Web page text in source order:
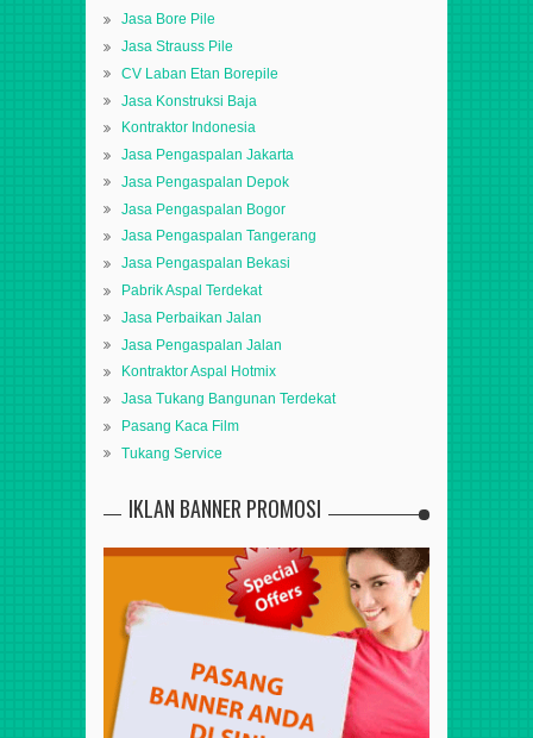
Jasa Bore Pile
Jasa Strauss Pile
CV Laban Etan Borepile
Jasa Konstruksi Baja
Kontraktor Indonesia
Jasa Pengaspalan Jakarta
Jasa Pengaspalan Depok
Jasa Pengaspalan Bogor
Jasa Pengaspalan Tangerang
Jasa Pengaspalan Bekasi
Pabrik Aspal Terdekat
Jasa Perbaikan Jalan
Jasa Pengaspalan Jalan
Kontraktor Aspal Hotmix
Jasa Tukang Bangunan Terdekat
Pasang Kaca Film
Tukang Service
IKLAN BANNER PROMOSI